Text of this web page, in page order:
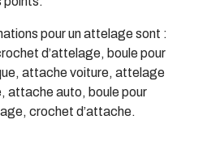
pour un attelage sont :
d’attelage, boule pour
attache voiture, attelage
attache auto, boule pour
crochet d’attache.